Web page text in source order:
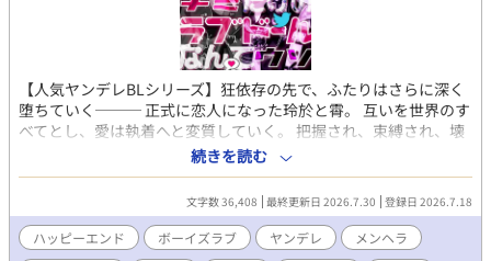
【人気ヤンデレBLシリーズ】狂依存の先で、ふたりはさらに深く
堕ちていく─── 正式に恋人になった玲於と霄。 互いを世界のす
べてとし、愛は執着へと変質していく。 把握され、束縛され、壊
れそうになるほど求め合う日常。 与える愛と欲しい愛は噛み合わ
ないのに、離れることだけはできない。 狂った共依存の先で、ふ
たりはさらに深く堕ちていく───。
続きを読む
文字数 36,408 最終更新日 2026.7.30 登録日 2026.7.18
ハッピーエンド ボーイズラブ ヤンデレ
メンヘラ